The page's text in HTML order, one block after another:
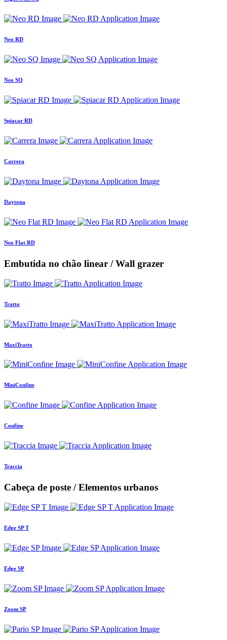
Neo RD
Neo SQ
Spiacar RD
Carrera
Daytona
Neo Flat RD
Embutida no chão linear / Wall grazer
Tratto
MaxiTratto
MiniConfine
Confine
Traccia
Cabeça de poste / Elementos urbanos
Edge SP T
Edge SP
Zoom SP